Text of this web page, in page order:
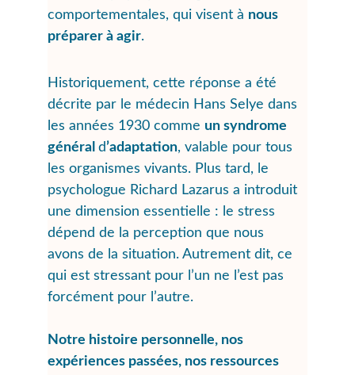
comportementales, qui visent à nous
préparer à agir.
Historiquement, cette réponse a été
décrite par le médecin Hans Selye dans
les années 1930 comme un syndrome
général d’adaptation, valable pour tous
les organismes vivants. Plus tard, le
psychologue Richard Lazarus a introduit
une dimension essentielle : le stress
dépend de la perception que nous
avons de la situation. Autrement dit, ce
qui est stressant pour l’un ne l’est pas
forcément pour l’autre.
Notre histoire personnelle, nos
expériences passées, nos ressources